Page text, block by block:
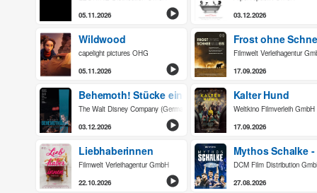
05.11.2026
03.12.2026
Wildwood
capelight pictures OHG
05.11.2026
Frost ohne
Filmwelt Verleihagentur
17.09.2026
Behemoth! Stücke eines Lebens
The Walt Disney Company (Germany) GmbH
03.12.2026
Kalter Hund
Weltkino Filmverleih GmbH
17.09.2026
Liebhaberinnen
Filmwelt Verleihagentur GmbH
22.10.2026
Mythos Schalke
DCM Film Distribution
27.08.2026